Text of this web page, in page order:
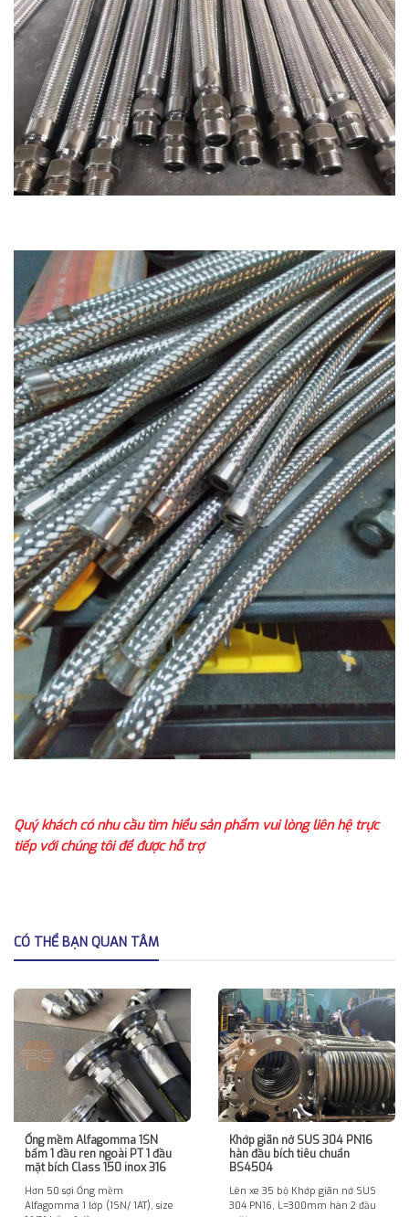
Quý khách có nhu cầu tìm hiểu sản phẩm vui lòng liên hệ trực
tiếp với chúng tôi để được hỗ trợ
CÓ THỂ BẠN QUAN TÂM
Ống mềm Alfagomma 1SN
bấm 1 đầu ren ngoài PT 1 đầu
mặt bích Class 150 inox 316
Hơn 50 sợi Ống mềm
Alfagomma 1 lớp (1SN/ 1AT), size
Khớp giãn nở SUS 304 PN16
hàn đầu bích tiêu chuẩn
BS4504
Lên xe 35 bộ Khớp giãn nở SUS
304 PN16, L=300mm hàn 2 đầu